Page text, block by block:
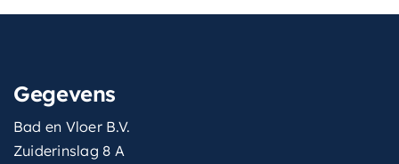
Gegevens
Bad en Vloer B.V.
Zuiderinslag 8 A